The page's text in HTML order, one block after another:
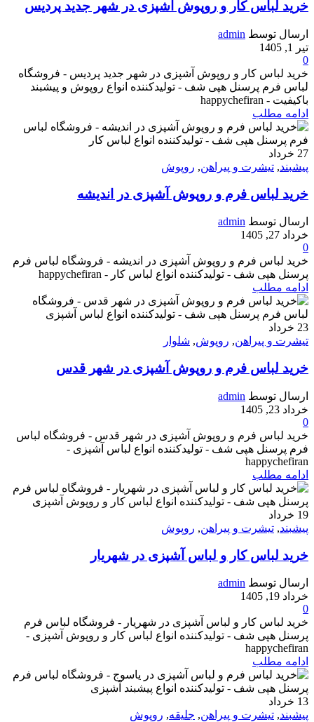
خرید لباس کار و روپوش آشپزی در شهر جدید پردیس
ارسال توسط admin
تیر 1, 1405
0
خرید لباس کار و روپوش آشپزی در شهر جدید پردیس - فروشگاه
لباس فرم پرسنل هپی شف - تولیدکننده انواع روپوش و پیشبند
باکیفیت - happychefiran
ادامه مطلب
27 خرداد
پیشبند, تیشرت و پیراهن, روپوش
خرید لباس فرم و روپوش آشپزی در اندیشه
ارسال توسط admin
خرداد 27, 1405
0
خرید لباس فرم و روپوش آشپزی در اندیشه - فروشگاه لباس فرم
پرسنل هپی شف - تولیدکننده انواع لباس کار - happychefiran
ادامه مطلب
23 خرداد
تیشرت و پیراهن, روپوش, شلوار
خرید لباس فرم و روپوش آشپزی در شهر قدس
ارسال توسط admin
خرداد 23, 1405
0
خرید لباس فرم و روپوش آشپزی در شهر قدس - فروشگاه لباس
فرم پرسنل هپی شف - تولیدکننده انواع لباس آشپزی -
happychefiran
ادامه مطلب
19 خرداد
پیشبند, تیشرت و پیراهن, روپوش
خرید لباس کار و لباس آشپزی در شهریار
ارسال توسط admin
خرداد 19, 1405
0
خرید لباس کار و لباس آشپزی در شهریار - فروشگاه لباس فرم
پرسنل هپی شف - تولیدکننده انواع لباس کار و روپوش آشپزی -
happychefiran
ادامه مطلب
13 خرداد
پیشبند, تیشرت و پیراهن, جلیقه, روپوش